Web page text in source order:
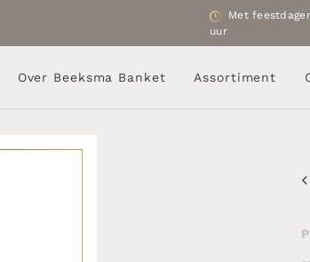
Met
uur
Over Beeksma Banket Assortiment